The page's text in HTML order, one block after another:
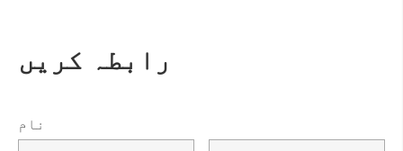
رابطہ کریں
نام